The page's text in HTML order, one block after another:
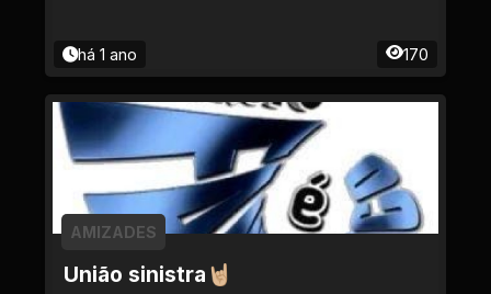
há 1 ano 170
União sinistra🤘🏼
AMIZADES